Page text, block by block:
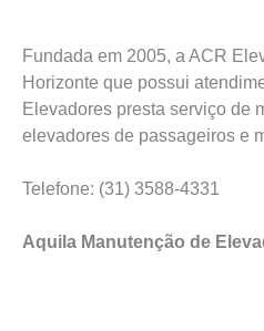
Fundada em 2005, a ACR
Horizonte que possui
Elevadores presta serviço de
elevadores de passageiros e
Telefone: (31) 3588-4331
Aquila Manutenção de